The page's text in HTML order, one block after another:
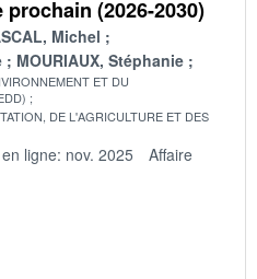
(2026-2030)
Michel
MOURIAUX, Stéphanie
ET DU
DE L'AGRICULTURE ET DES
ligne: nov. 2025
Affaire